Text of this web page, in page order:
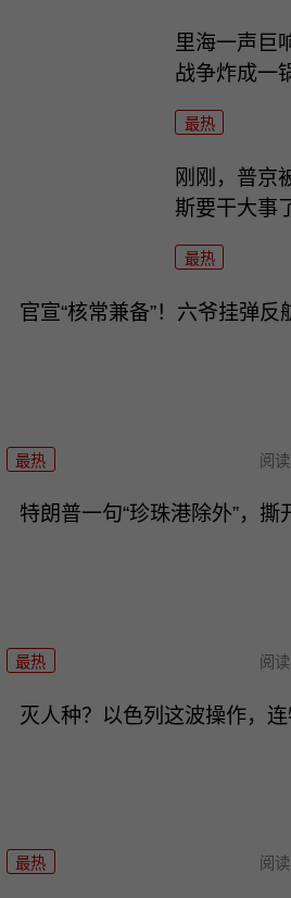
里海一声巨
战争炸成一
最热
刚刚，普京
斯要干大事
最热
官宣“核常兼备”！六爷挂弹反
最热 阅读
特朗普一句“珍珠港除外”，
最热 阅读
灭人种？以色列这波操作，连
最热 阅读